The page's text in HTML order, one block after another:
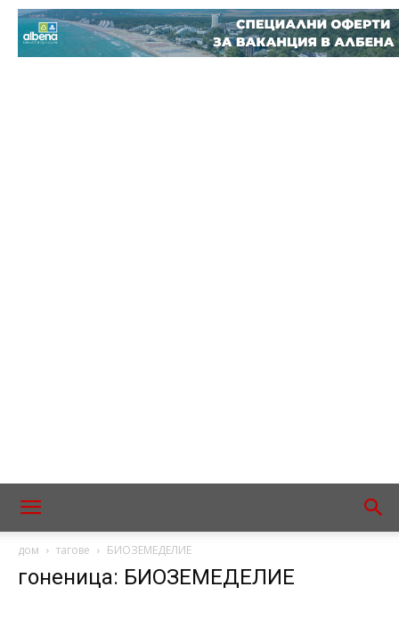
дом тагове БИОЗЕМЕДЕЛИЕ
гоненица: БИОЗЕМЕДЕЛИЕ